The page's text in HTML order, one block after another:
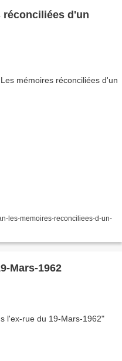
réconciliées d'un
les-memoires-reconciliees-d-un-
Mars-1962